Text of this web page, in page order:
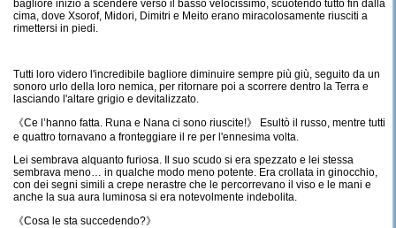
bagliore iniziò a scendere verso il basso velocissimo, scuotendo tutto fin dalla
cima, dove Xsorof, Midori, Dimitri e Meito erano miracolosamente riusciti a
rimettersi in piedi.
Tutti loro videro l'incredibile bagliore diminuire sempre più giù, seguito da un
sonoro urlo della loro nemica, per ritornare poi a scorrere dentro la Terra e
lasciando l'altare grigio e devitalizzato.
《Ce l’hanno fatta. Runa e Nana ci sono riuscite!》 Esultò il russo, mentre tutti
e quattro tornavano a fronteggiare il re per l'ennesima volta.
Lei sembrava alquanto furiosa. Il suo scudo si era spezzato e lei stessa
sembrava meno… in qualche modo meno potente. Era crollata in ginocchio,
con dei segni simili a crepe nerastre che le percorrevano il viso e le mani e
anche la sua aura luminosa si era notevolmente indebolita.
《Cosa le sta succedendo?》